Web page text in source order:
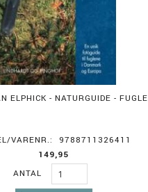
ELPHICK - NATURGUIDE - FUGLE
VARENR.:
9788711326411
149,95
ANTAL